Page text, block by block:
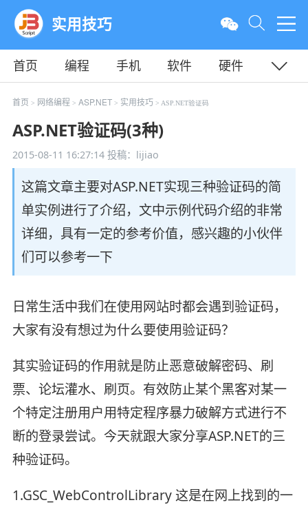
实用技巧
首页 编程 手机 软件
硬件
教程
平面 服务器
首页 > 网络编程 > ASP.NET > 实用技巧 > ASP.NET验证码
ASP.NET验证码(3种)
2015-08-11 16:27:14投稿：lijiao
这篇文章主要对ASP.NET实现三种验证码的简
单实例进行了介绍，文中示例代码介绍的非常
详细，具有一定的参考价值，感兴趣的小伙伴
们可以参考一下
日常生活中我们在使用网站时都会遇到验证码，
大家有没有想过为什么要使用验证码？
其实验证码的作用就是防止恶意破解密码、刷
票、论坛灌水、刷页。有效防止某个黑客对某一
个特定注册用户用特定程序暴力破解方式进行不
断的登录尝试。今天就跟大家分享ASP.NET的三
种验证码。
1.GSC_WebControlLibrary 这是在网上找到的一